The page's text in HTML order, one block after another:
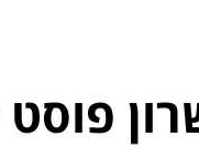
פוסט